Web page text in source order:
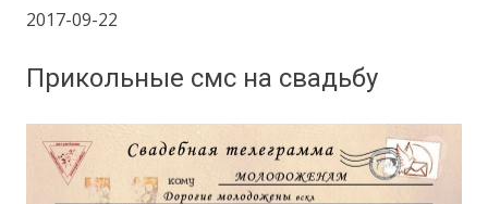
2017-09-22
Прикольные смс на свадьбу